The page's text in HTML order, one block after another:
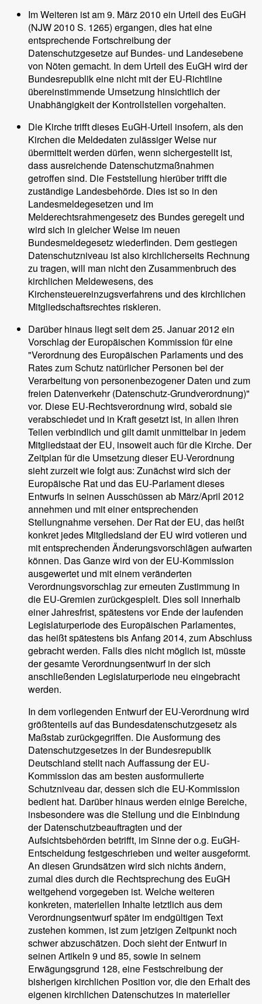
Im Weiteren ist am 9. März 2010 ein Urteil des EuGH
(NJW 2010 S. 1265) ergangen, dies hat eine
entsprechende Fortschreibung der
Datenschutzgesetze auf Bundes- und Landesebene
von Nöten gemacht. In dem Urteil des EuGH wird der
Bundesrepublik eine nicht mit der EU-Richtline
übereinstimmende Umsetzung hinsichtlich der
Unabhängigkeit der Kontrollstellen vorgehalten.
Die Kirche trifft dieses EuGH-Urteil insofern, als den
Kirchen die Meldedaten zulässiger Weise nur
übermittelt werden dürfen, wenn sichergestellt ist,
dass ausreichende Datenschutzmaßnahmen
getroffen sind. Die Feststellung hierüber trifft die
zuständige Landesbehörde. Dies ist so in den
Landesmeldegesetzen und im
Melderechtsrahmengesetz des Bundes geregelt und
wird sich in gleicher Weise im neuen
Bundesmeldegesetz wiederfinden. Dem gestiegen
Datenschutzniveau ist also kirchlicherseits Rechnung
zu tragen, will man nicht den Zusammenbruch des
kirchlichen Meldewesens, des
Kirchensteuereinzugsverfahrens und des kirchlichen
Mitgliedschaftsrechtes riskieren.
Darüber hinaus liegt seit dem 25. Januar 2012 ein
Vorschlag der Europäischen Kommission für eine
"Verordnung des Europäischen Parlaments und des
Rates zum Schutz natürlicher Personen bei der
Verarbeitung von personenbezogener Daten und zum
freien Datenverkehr (Datenschutz-Grundverordnung)"
vor. Diese EU-Rechtsverordnung wird, sobald sie
verabschiedet und in Kraft gesetzt ist, in allen ihren
Teilen verbindlich und gilt damit unmittelbar in jedem
Mitgliedstaat der EU, insoweit auch für die Kirche. Der
Zeitplan für die Umsetzung dieser EU-Verordnung
sieht zurzeit wie folgt aus: Zunächst wird sich der
Europäische Rat und das EU-Parlament dieses
Entwurfs in seinen Ausschüssen ab März/April 2012
annehmen und mit einer entsprechenden
Stellungnahme versehen. Der Rat der EU, das heißt
konkret jedes Mitgliedsland der EU wird votieren und
mit entsprechenden Änderungsvorschlägen aufwarten
können. Das Ganze wird von der EU-Kommission
ausgewertet und mit einem veränderten
Verordnungsvorschlag zur erneuten Zustimmung in
die EU-Gremien zurückgespielt. Dies soll innerhalb
einer Jahresfrist, spätestens vor Ende der laufenden
Legislaturperiode des Europäischen Parlamentes,
das heißt spätestens bis Anfang 2014, zum Abschluss
gebracht werden. Falls dies nicht möglich ist, müsste
der gesamte Verordnungsentwurf in der sich
anschließenden Legislaturperiode neu eingebracht
werden.
In dem vorliegenden Entwurf der EU-Verordnung wird
größtenteils auf das Bundesdatenschutzgesetz als
Maßstab zurückgegriffen. Die Ausformung des
Datenschutzgesetzes in der Bundesrepublik
Deutschland stellt nach Auffassung der EU-
Kommission das am besten ausformulierte
Schutzniveau dar, dessen sich die EU-Kommission
bedient hat. Darüber hinaus werden einige Bereiche,
insbesondere was die Stellung und die Einbindung
der Datenschutzbeauftragten und der
Aufsichtsbehörden betrifft, im Sinne der o.g. EuGH-
Entscheidung festgeschrieben und weiter ausgeformt.
An diesen Grundsätzen wird sich nichts ändern,
zumal dies durch die Rechtsprechung des EuGH
weitgehend vorgegeben ist. Welche weiteren
konkreten, materiellen Inhalte letztlich aus dem
Verordnungsentwurf später im endgültigen Text
zustehen kommen, ist zum jetzigen Zeitpunkt noch
schwer abzuschätzen. Doch sieht der Entwurf in
seinen Artikeln 9 und 85, sowie in seinem
Erwägungsgrund 128, eine Festschreibung der
bisherigen kirchlichen Position vor, die den Erhalt des
eigenen kirchlichen Datenschutzes in materieller